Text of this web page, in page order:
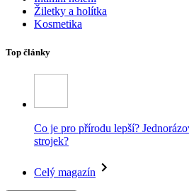
Žiletky a holítka
Kosmetika
Top články
Co je pro přírodu lepší?
strojek?
Celý magazín